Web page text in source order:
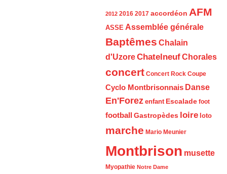
2012 2016 2017 accordéon AFM
ASSE Assemblée générale
Baptêmes Chalain
d'UzoreChatelneufChorales
concert Concert Rock Coupe
Cyclo Montbrisonnais Danse
En'Forez enfant Escalade foot
football Gastropèdes loire loto
marche Mario Meunier
Montbrison musette
Myopathie Notre Dame